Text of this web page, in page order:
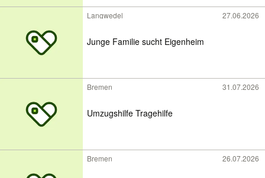
Langwedel 27.06.2026
Junge Familie sucht Eigenheim
Bremen 31.07.2026
Umzugshilfe Tragehilfe
Bremen 26.07.2026